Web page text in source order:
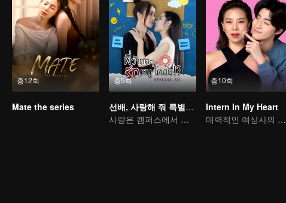
총12회
Mate the series
총5회
선배, 사랑해 줘 특별편 (Uncut Ver.)
사랑은 캠퍼스에서 직장까지
총10회
Intern In My Heart
매력적인 여상사의 마음를 사로잡은 강아지 남친